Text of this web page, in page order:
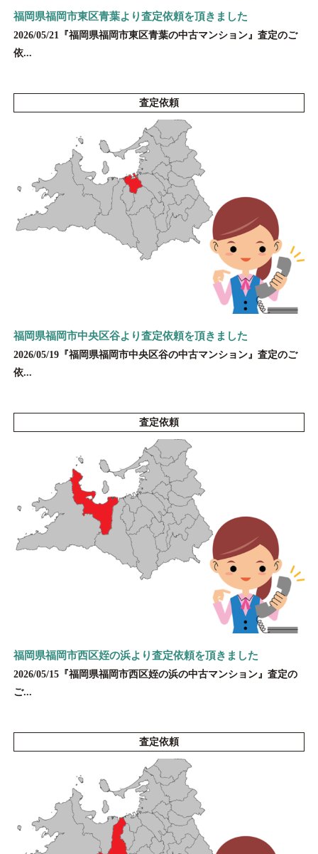
福岡県福岡市東区青葉より査定依頼を頂きました
2026/05/21『福岡県福岡市東区青葉の中古マンション』査定のご
依...
査定依頼
福岡県福岡市中央区谷より査定依頼を頂きました
2026/05/19『福岡県福岡市中央区谷の中古マンション』査定のご
依...
査定依頼
福岡県福岡市西区姪の浜より査定依頼を頂きました
2026/05/15『福岡県福岡市西区姪の浜の中古マンション』査定の
ご...
査定依頼